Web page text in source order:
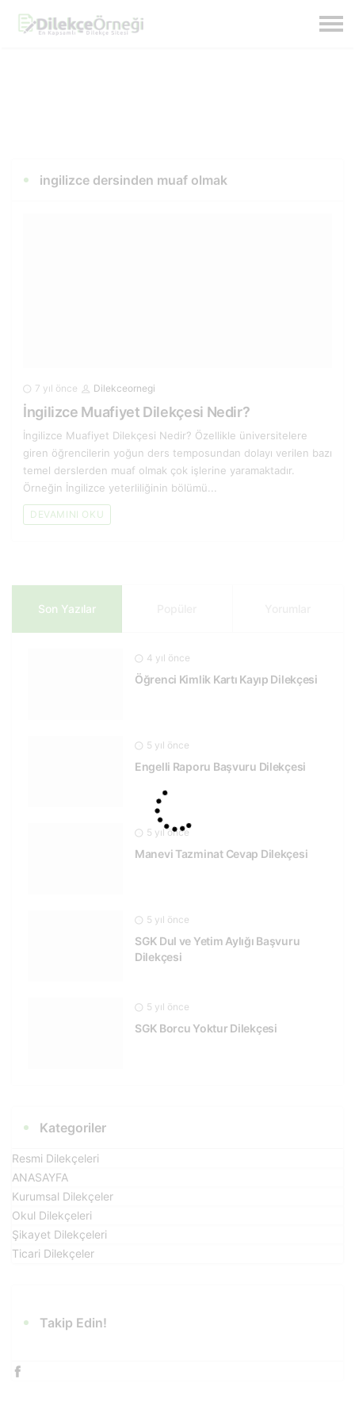
ingilizce dersinden muaf olmak
7 yıl önce Dilekceornegi
İngilizce Muafiyet Dilekçesi Nedir?
İngilizce Muafiyet Dilekçesi Nedir? Özellikle üniversitelere
giren öğrencilerin yoğun ders temposundan dolayı verilen bazı
temel derslerden muaf olmak çok işlerine yaramaktadır.
Örneğin İngilizce yeterliliğinin bölümü...
DEVAMINI OKU
Son Yazılar
4 yıl önce
Öğrenci Kimlik Kartı Kayıp Dilekçesi
5 yıl önce
Engelli Raporu Başvuru Dilekçesi
5 yıl önce
Manevi Tazminat Cevap Dilekçesi
5 yıl önce
SGK Dul ve Yetim Aylığı Başvuru
Dilekçesi
5 yıl önce
SGK Borcu Yoktur Dilekçesi
Kategoriler
Resmi Dilekçeleri
ANASAYFA
Kurumsal Dilekçeler
Okul Dilekçeleri
Şikayet Dilekçeleri
Ticari Dilekçeler
Takip Edin!